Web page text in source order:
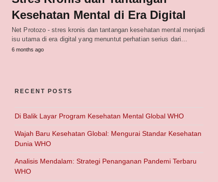
Kesehatan Mental di Era Digital
Net Protozo - stres kronis dan tantangan kesehatan mental menjadi
isu utama di era digital yang menuntut perhatian serius dari…
6 months ago
RECENT POSTS
Di Balik Layar Program Kesehatan Mental Global WHO
Wajah Baru Kesehatan Global: Mengurai Standar Kesehatan
Dunia WHO
Analisis Mendalam: Strategi Penanganan Pandemi Terbaru
WHO